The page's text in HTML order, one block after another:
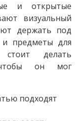
и открытые
визуальный
держать под
предметы для
делать
он мог
подходят